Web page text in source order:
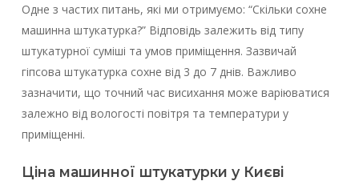
Одне з частих питань, які ми отримуємо: “Скільки сохне
машинна штукатурка?” Відповідь залежить від типу
штукатурної суміші та умов приміщення. Зазвичай
гіпсова штукатурка сохне від 3 до 7 днів. Важливо
зазначити, що точний час висихання може варіюватися
залежно від вологості повітря та температури у
приміщенні.
Ціна машинної штукатурки у Києві